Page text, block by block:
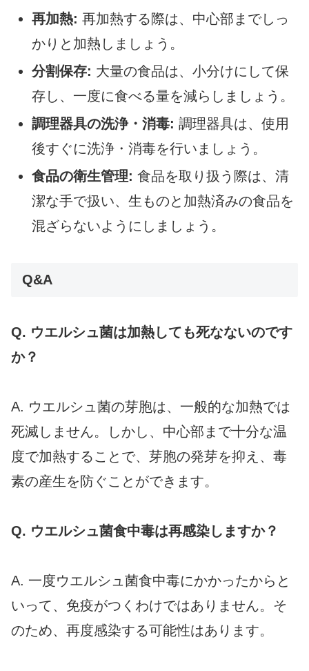
再加熱: 再加熱する際は、中心部までしっ
かりと加熱しましょう。
分割保存: 大量の食品は、小分けにして保
存し、一度に食べる量を減らしましょう。
調理器具の洗浄・消毒: 調理器具は、使用
後すぐに洗浄・消毒を行いましょう。
食品の衛生管理: 食品を取り扱う際は、清
潔な手で扱い、生ものと加熱済みの食品を
混ざらないようにしましょう。
Q&A
Q. ウエルシュ菌は加熱しても死なないのです
か？
A. ウエルシュ菌の芽胞は、一般的な加熱では
死滅しません。しかし、中心部まで十分な温
度で加熱することで、芽胞の発芽を抑え、毒
素の産生を防ぐことができます。
Q. ウエルシュ菌食中毒は再感染しますか？
A. 一度ウエルシュ菌食中毒にかかったからと
いって、免疫がつくわけではありません。そ
のため、再度感染する可能性はあります。